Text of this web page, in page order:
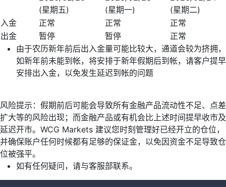
(星期五)
(星期一)
(星期二)
入金
正常 正常
正常
出金
暂停 暂停
正常
由于农历新年前后出入金量可能比较大，通道会较为挤拥，
如新年前未能到帐，将安排于新年假期后到帐，请客户提早
安排出入金，以免发生延迟到帐的问题
风险提示：假期前后可能会导致所有金融产品流动性不足、点差
扩大等的风险出现；而金融产品或有机会比上述时间提早收市及
延迟开市。WCG Markets 建议您时刻管理好已经开立的仓位，
并确保账户任何时候都有足够的保证金，以免因资金不足导致仓
位被强平。
如有任何疑问，请与客服部联系。